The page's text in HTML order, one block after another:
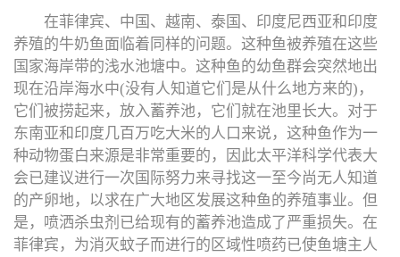
在菲律宾、中国、越南、泰国、印度尼西亚和印度
养殖的牛奶鱼面临着同样的问题。这种鱼被养殖在这些
国家海岸带的浅水池塘中。这种鱼的幼鱼群会突然地出
现在沿岸海水中(没有人知道它们是从什么地方来的)，
它们被捞起来，放入蓄养池，它们就在池里长大。对于
东南亚和印度几百万吃大米的人口来说，这种鱼作为一
种动物蛋白来源是非常重要的，因此太平洋科学代表大
会已建议进行一次国际努力来寻找这一至今尚无人知道
的产卵地，以求在广大地区发展这种鱼的养殖事业。但
是，喷洒杀虫剂已给现有的蓄养池造成了严重损失。在
菲律宾，为消灭蚊子而进行的区域性喷药已使鱼塘主人